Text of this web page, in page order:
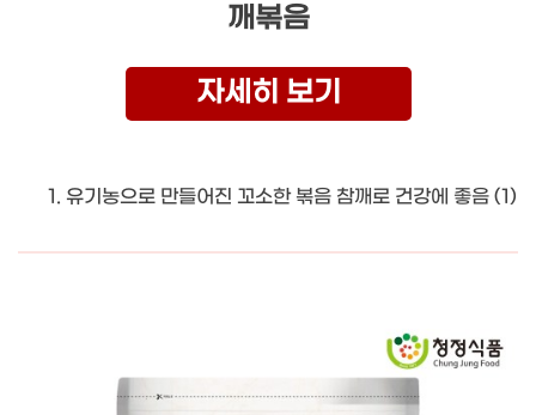
깨볶음
자세히 보기
유기농으로 만들어진 꼬소한 볶음 참깨로 건강에 좋음 (1)